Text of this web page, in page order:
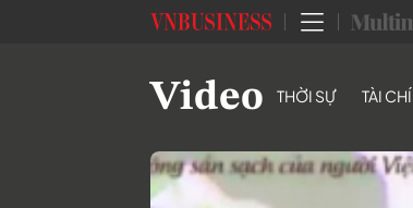
Video THỜI SỰ TÀI